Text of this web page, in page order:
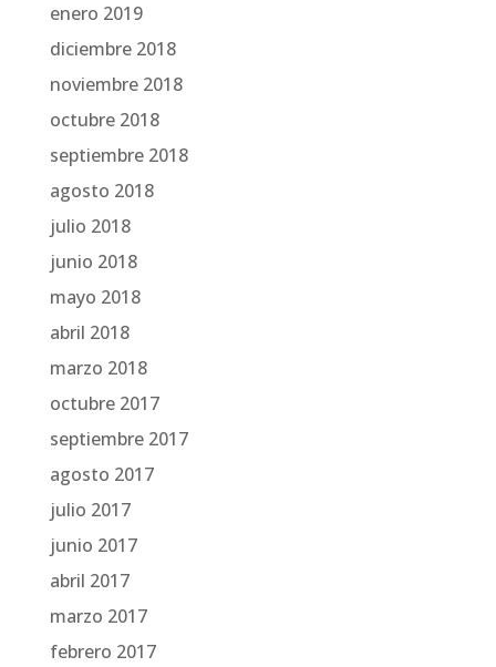
enero 2019
diciembre 2018
noviembre 2018
octubre 2018
septiembre 2018
agosto 2018
julio 2018
junio 2018
mayo 2018
abril 2018
marzo 2018
octubre 2017
septiembre 2017
agosto 2017
julio 2017
junio 2017
abril 2017
marzo 2017
febrero 2017